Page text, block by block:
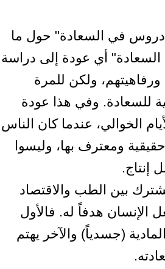
في السعادة" حول ما
السعادة" أي عودة إلى دراسة
ولكن للمرة
للسعادة. وفي هذا عودة
الخوالي، عندما كان الناس
ومعترف بها، وليسوا
إنتاج.
بين الطب والاقتصاد
الإنسان هدفاً له. فالأول
(جسدياً) والآخر يهتم